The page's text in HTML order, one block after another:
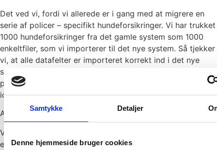
Samtykke Detaljer
Denne hjemmeside bruger cookies
Det ved vi, fordi vi allerede er i gang med at migrere en
serie af policer – specifikt hundeforsikringer. Vi har trukket
1000 hundeforsikringer fra det gamle system som 1000
enkeltfiler, som vi importerer til det nye system. Så tjekker
vi, at alle datafelter er importeret korrekt ind i det nye
system, og er der små glitches, kan vi rette regelsættet til
på få sekunder, køre igen og på den måde nærme os de
ideelle mapningsregler på meget kort tid.
Automatiske test hver nat
Vi har også muligheden for at teste lokalt ved at oprette
en virtuel server på en enkelt maskine, og når vi så er